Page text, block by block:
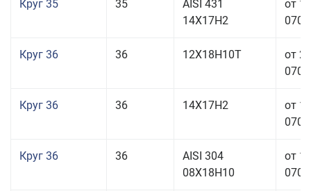
Круг 35 35
AISI 431
14Х17Н2
от
Круг 36 36 12Х18Н10Т
от
Круг 36 36 14Х17Н2
от
Круг 36 36
AISI 304
08Х18Н10
от